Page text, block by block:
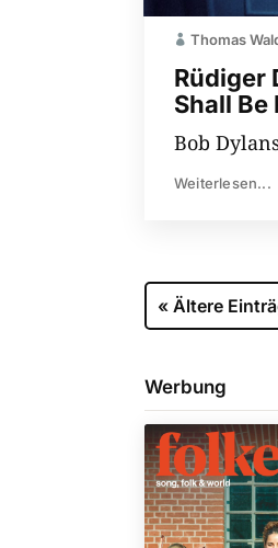
Rüdiger
Shall Be
Thomas
Bob
Weiterlesen...
« Ältere
Werbung